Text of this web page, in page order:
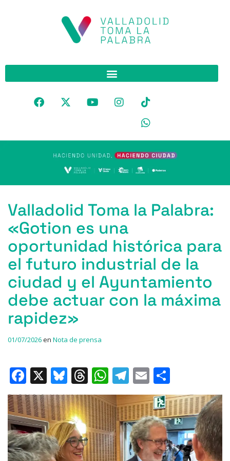
Valladolid Toma la Palabra:
«Gotion es una
oportunidad histórica para
el futuro industrial de la
ciudad y el Ayuntamiento
debe actuar con la máxima
rapidez»
01/07/2026en Nota de prensa
F
a
c
e
b
X
Bl
u
e
s
k
T
h
re
a
d
W
h
at
s
A
T
el
e
gr
a
E
m
ai
l
o
m
p
ar